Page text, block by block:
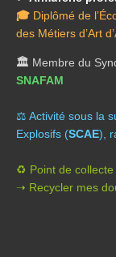
🎓 Diplômé de
des Métiers d’Art
🏛️ Membre du
SNAFAM
⚖️ Activité sous la
Explosifs (SCAE),
♻️ Point de collecte
➝ Recycler mes